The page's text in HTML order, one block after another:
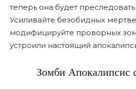
теперь она будет
Усиливайте безобидных
модифицируйте проворных
устроили настоящий
Зомби Апокалипсис